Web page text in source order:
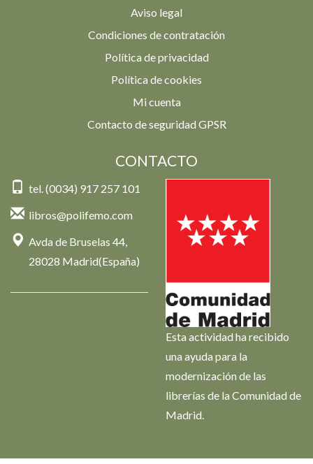
Aviso legal
Condiciones de contratación
Política de privacidad
Política de cookies
Mi cuenta
Contacto de seguridad GPSR
CONTACTO
tel. (0034) 917 257 101
libros@polifemo.com
Avda de Bruselas 44,
28028 Madrid(España)
Esta actividad ha recibido
una ayuda para la
modernización de las
librerías de la Comunidad de
Madrid.